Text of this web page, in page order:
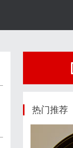
热门推荐